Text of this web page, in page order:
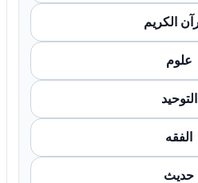
الكريم
علوم
التوحيد
الفقه
حديث